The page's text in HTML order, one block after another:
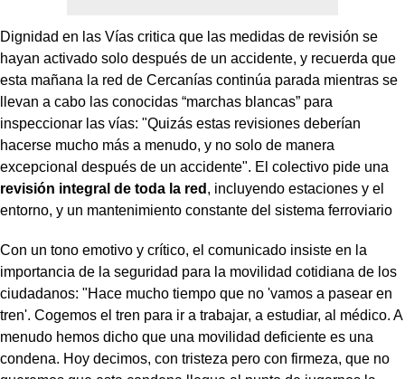
Dignidad en las Vías critica que las medidas de revisión se
hayan activado solo después de un accidente, y recuerda que
esta mañana la red de Cercanías continúa parada mientras se
llevan a cabo las conocidas “marchas blancas” para
inspeccionar las vías: "Quizás estas revisiones deberían
hacerse mucho más a menudo, y no solo de manera
excepcional después de un accidente". El colectivo pide una
revisión integral de toda la red , incluyendo estaciones y el
entorno, y un mantenimiento constante del sistema ferroviario
Con un tono emotivo y crítico, el comunicado insiste en la
importancia de la seguridad para la movilidad cotidiana de los
ciudadanos: "Hace mucho tiempo que no 'vamos a pasear en
tren'. Cogemos el tren para ir a trabajar, a estudiar, al médico. A
menudo hemos dicho que una movilidad deficiente es una
condena. Hoy decimos, con tristeza pero con firmeza, que no